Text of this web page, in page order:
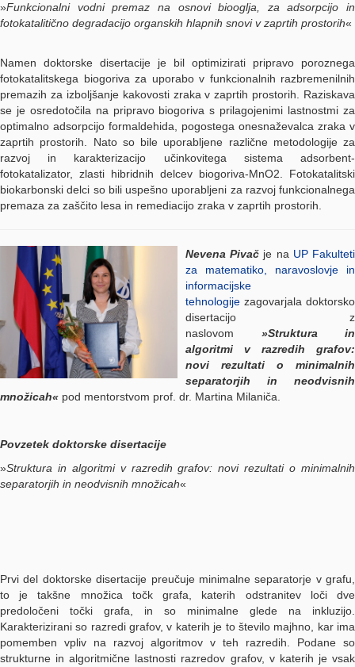
»Funkcionalni vodni premaz na osnovi biooglja, za adsorpcijo in
fotokatalitično degradacijo organskih hlapnih snovi v zaprtih prostorih«
Namen doktorske disertacije je bil optimizirati pripravo poroznega
fotokatalitskega biogoriva za uporabo v funkcionalnih razbremenilnih
premazih za izboljšanje kakovosti zraka v zaprtih prostorih. Raziskava
se je osredotočila na pripravo biogoriva s prilagojenimi lastnostmi za
optimalno adsorpcijo formaldehida, pogostega onesnaževalca zraka v
zaprtih prostorih. Nato so bile uporabljene različne metodologije za
razvoj in karakterizacijo učinkovitega sistema adsorbent-
fotokatalizator, zlasti hibridnih delcev biogoriva-MnO2. Fotokatalitski
biokarbonski delci so bili uspešno uporabljeni za razvoj funkcionalnega
premaza za zaščito lesa in remediacijo zraka v zaprtih prostorih.
Nevena Pivač je na UP Fakulteti
za matematiko, naravoslovje in
informacijske
tehnologije zagovarjala doktorsko
disertacijo z
naslovom »Struktura in
algoritmi v razredih grafov:
novi rezultati o minimalnih
separatorjih in neodvisnih
množicah« pod mentorstvom prof. dr. Martina Milaniča.
Povzetek doktorske disertacije
»Struktura in algoritmi v razredih grafov: novi rezultati o minimalnih
separatorjih in neodvisnih množicah«
Prvi del doktorske disertacije preučuje minimalne separatorje v grafu,
to je takšne množica točk grafa, katerih odstranitev loči dve
predoločeni točki grafa, in so minimalne glede na inkluzijo.
Karakterizirani so razredi grafov, v katerih je to število majhno, kar ima
pomemben vpliv na razvoj algoritmov v teh razredih. Podane so
strukturne in algoritmične lastnosti razredov grafov, v katerih je vsak